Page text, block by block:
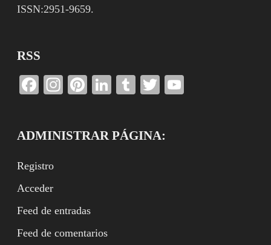
ISSN:2951-9659.
RSS
Facebook
Instagram
Pinterest
LinkedIn
TumblrTwitter
ADMINISTRAR PÁGINA:
Registro
Acceder
Feed de entradas
Feed de comentarios